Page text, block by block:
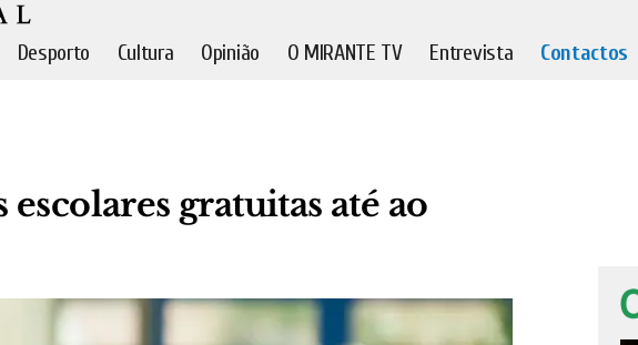
Desporto Cultura Opinião O MIRANTE TV Entrevista Contactos
gratuitas até ao